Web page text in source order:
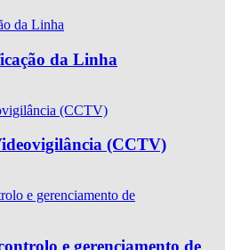
da Linha
(CCTV)
e gerenciamento de